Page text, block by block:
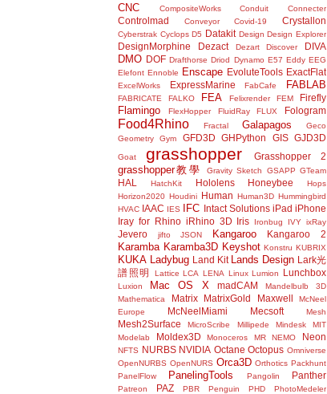
CNC CompositeWorks Conduit Connecter
Controlmad Conveyor Covid-19 Crystallon
Cyberstrak Cyclops D5 Datakit Design Design Explorer
DesignMorphine Dezact Dezart Discover DIVA
DMO DOF Drafthorse Driod Dynamo E57 Eddy EEG
Elefont Ennoble Enscape EvoluteTools ExactFlat
ExcelWorks ExpressMarine FabCafe FABLAB
FABRICATE FALKO FEA Felixrender FEM Firefly
Flamingo FlexHopper FluidRay FLUX Fologram
Food4Rhino Fractal Galapagos
Geco
Geometry Gym
GFD3D GHPython GIS GJD3D
Goat grasshopper Grasshopper 2
grasshopper教學 Gravity Sketch GSAPP GTeam
HAL HatchKit Hololens Honeybee
Hops
Horizon2020 Houdini Human Human3D Hummingbird
HVAC IAAC IES IFC Intact Solutions iPad iPhone
Iray for Rhino iRhino 3D Iris Ironbug IVY ixRay
Jevero jifto JSON Kangaroo Kangaroo 2
Karamba Karamba3D Keyshot Konstru KUBRIX
KUKA Ladybug Land Kit Lands Design Lark光
譜照明
Lattice LCA LENA Linux Lumion Lunchbox
Luxion Mac OS X madCAM
Mandelbulb 3D
Mathematica
Matrix MatrixGold Maxwell
McNeel
Europe
McNeelMiami Mecsoft Mesh
Mesh2Surface MicroScribe Millipede Mindesk
MIT
Modelab
Moldex3D Monoceros MR NEMO Neon
NFTS NURBS NVIDIA Octane Octopus Omniverse
OpenNURBS OpenNURS Orca3D Orthotics Packhunt
PanelFlow
PanelingTools Pangolin Panther
Patreon PAZ PBR Penguin PHD
PhotoMedeler